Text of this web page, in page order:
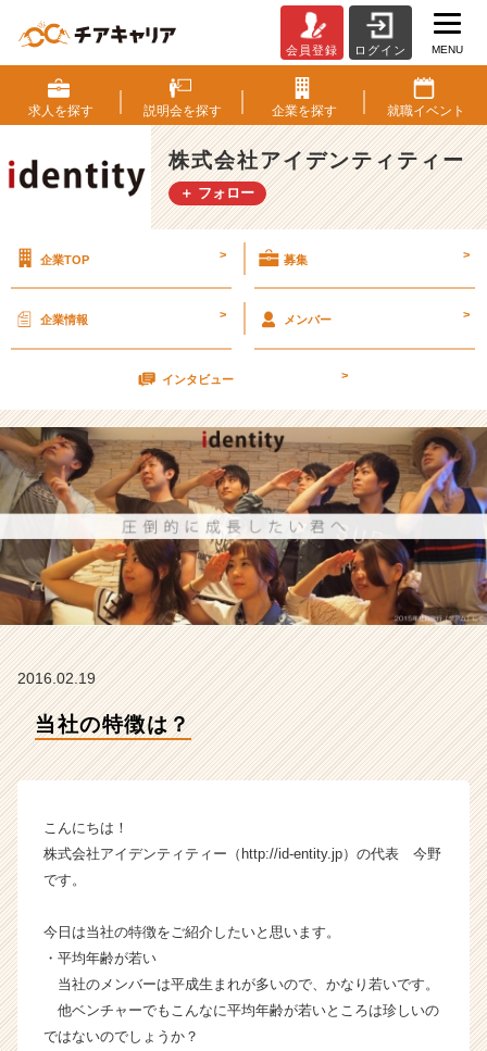
社
の
特
徴
は？
【株
ア
ン
テ
テ
ィ
ー
の
タ
イ
ム
ラ
イ
ン】
チ
ャ
業
ス
ト
が
届
会員登録 ログイン MENU
求人を探す 説明会を探す 企業を探す 就職イベント
株式会社アイデンティティー
＋ フォロー
企業TOP > 募集 >
企業情報 > メンバー >
インタビュー >
2016.02.19
当社の特徴は？
こんにちは！
株式会社アイデンティティー（http://id-entity.jp）の代表 今野
です。
今日は当社の特徴をご紹介したいと思います。
・平均年齢が若い
当社のメンバーは平成生まれが多いので、かなり若いです。
他ベンチャーでもこんなに平均年齢が若いところは珍しいの
ではないのでしょうか？